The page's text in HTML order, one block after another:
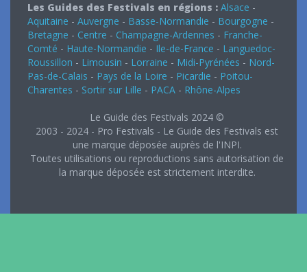
Les Guides des Festivals en régions : Alsace -
Aquitaine - Auvergne - Basse-Normandie - Bourgogne -
Bretagne - Centre - Champagne-Ardennes - Franche-
Comté - Haute-Normandie - Ile-de-France - Languedoc-
Roussillon - Limousin - Lorraine - Midi-Pyrénées - Nord-
Pas-de-Calais - Pays de la Loire - Picardie - Poitou-
Charentes - Sortir sur Lille - PACA - Rhône-Alpes
Le Guide des Festivals 2024 ©
2003 - 2024 - Pro Festivals - Le Guide des Festivals est
une marque déposée auprès de l'INPI.
Toutes utilisations ou reproductions sans autorisation de
la marque déposée est strictement interdite.